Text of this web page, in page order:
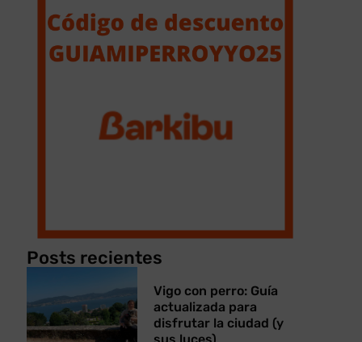
Posts recientes
Vigo con perro: Guía
actualizada para
disfrutar la ciudad (y